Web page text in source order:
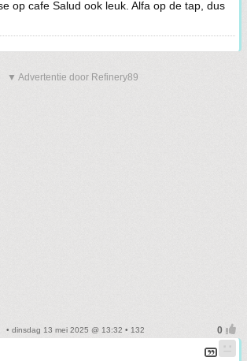
op cafe Salud ook leuk. Alfa op de tap, dus
▼ Advertentie door Refinery89
• dinsdag 13 mei 2025 @ 13:32 • 132